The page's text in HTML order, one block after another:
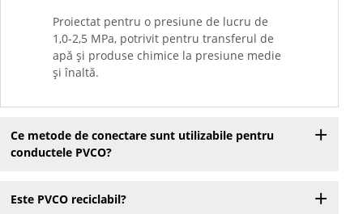
Proiectat pentru o presiune de lucru de
1,0-2,5 MPa, potrivit pentru transferul de
apă și produse chimice la presiune medie
și înaltă.
Ce metode de conectare sunt utilizabile pentru
conductele PVCO?
Este PVCO reciclabil?